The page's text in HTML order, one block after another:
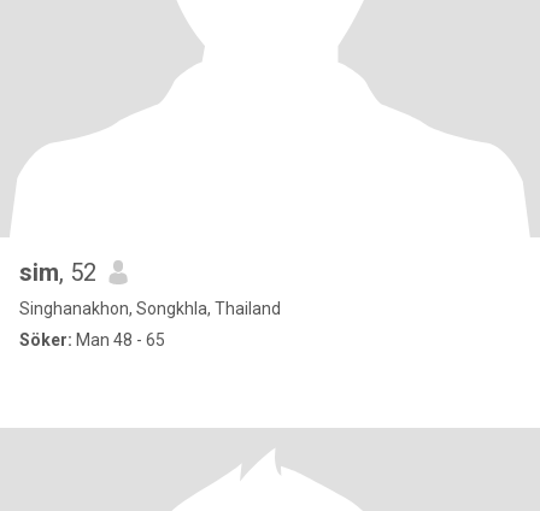
sim, 52
Singhanakhon, Songkhla, Thailand
Söker: Man 48 - 65